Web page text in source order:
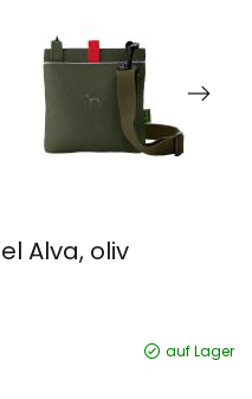
Alva, oliv
auf Lager